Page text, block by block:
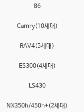
86
Camry(10세대)
RAV4(5세대)
ES300(4세대)
LS430
NX350h/450h+(2세대)